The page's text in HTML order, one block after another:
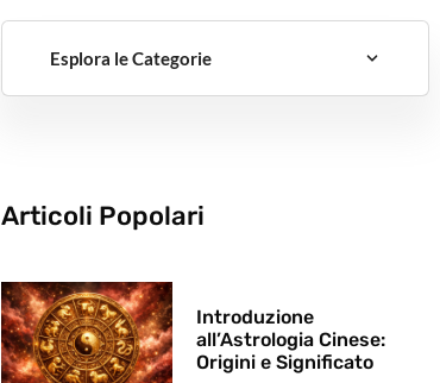
Esplora le Categorie
Articoli Popolari
Introduzione
all’Astrologia Cinese:
Origini e Significato